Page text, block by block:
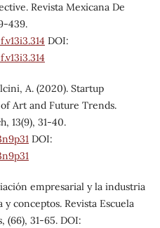
Revista Mexicana De
439.
DOI:
A. (2020). Startup
Art and Future Trends.
13(9), 31-40.
DOI:
empresarial y la industria
conceptos. Revista Escuela
(66), 31-65. DOI: